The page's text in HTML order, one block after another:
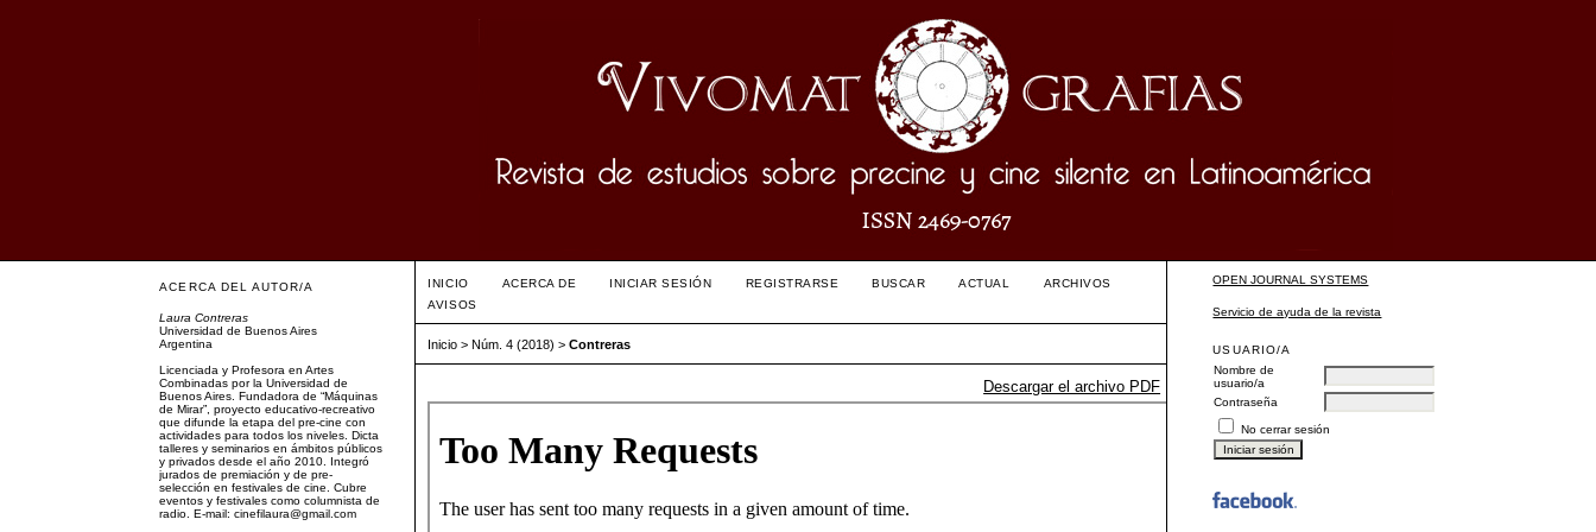
ACERCA DEL AUTOR/A
Laura Contreras
Universidad de Buenos Aires
Argentina
Licenciada y Profesora en Artes
Combinadas por la Universidad de
Buenos Aires. Fundadora de “Máquinas
de Mirar”, proyecto educativo-recreativo
que difunde la etapa del pre-cine con
actividades para todos los niveles. Dicta
talleres y seminarios en ámbitos públicos
y privados desde el año 2010. Integró
jurados de premiación y de pre-
selección en festivales de cine. Cubre
eventos y festivales como columnista de
radio. E-mail: cinefilaura@gmail.com
OPEN JOURNAL SYSTEMS
Servicio de ayuda de la revista
USUARIO/A
Nombre de
usuario/a
Contraseña
No cerrar sesión
INICIO ACERCA DE INICIAR SESIÓN REGISTRARSE BUSCAR ACTUAL
ARCHIVOS
AVISOS
Inicio >Núm. 4 (2018) >Contreras
Descargar el archivo PDF